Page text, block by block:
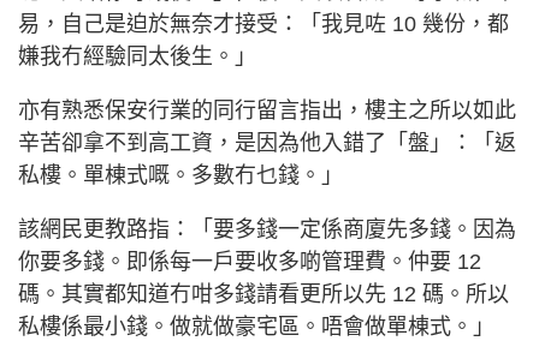
易，自己是迫於無奈才接受：「我見咗 10 幾份，都
嫌我冇經驗同太後生。」
亦有熟悉保安行業的同行留言指出，樓主之所以如此
辛苦卻拿不到高工資，是因為他入錯了「盤」：「返
私樓。單棟式嘅。多數冇乜錢。」
該網民更教路指：「要多錢一定係商廈先多錢。因為
你要多錢。即係每一戶要收多啲管理費。仲要 12
碼。其實都知道冇咁多錢請看更所以先 12 碼。所以
私樓係最小錢。做就做豪宅區。唔會做單棟式。」